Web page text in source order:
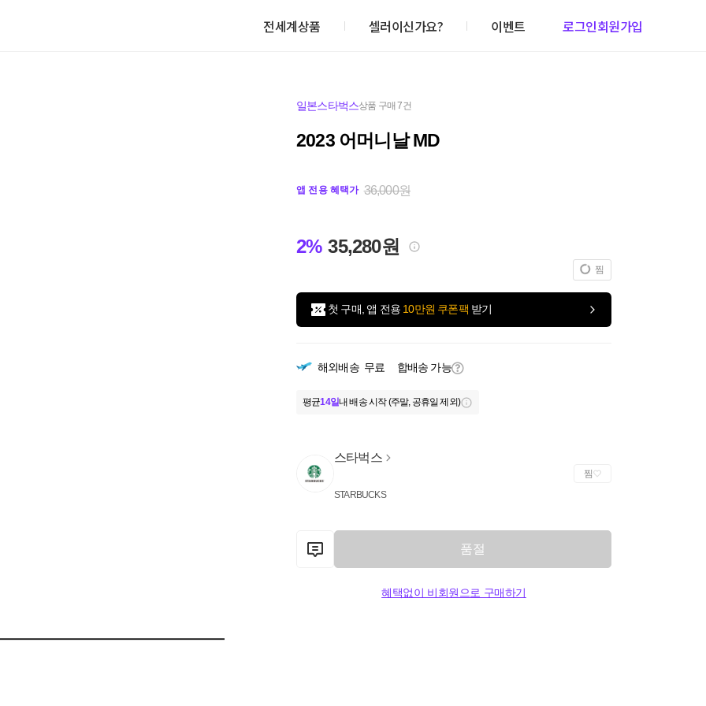
전세계상품 셀러이신가요? 이벤트 로그인회원가입
일본스타벅스상품 구매 7건
2023 어머니날 MD
앱 전용 혜택가 36,000원
2% 35,280원
찜
첫 구매, 앱 전용 10만원 쿠폰팩 받기
해외배송 무료 합배송 가능
평균14일내 배송 시작 (주말, 공휴일 제외)
스타벅스
STARBUCKS
찜
품절
혜택없이 비회원으로 구매하기